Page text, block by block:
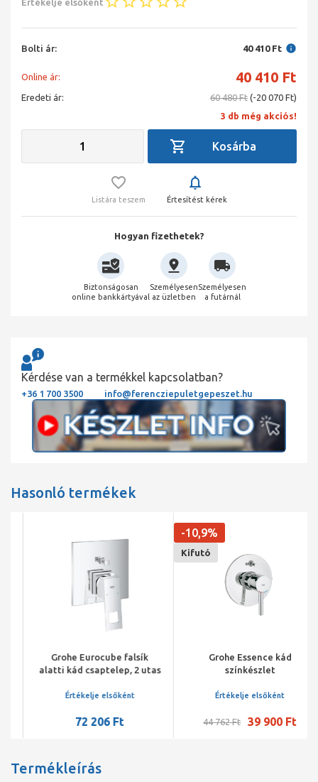
Bolti ár: 40 410 Ft
Online ár: 40 410 Ft
Eredeti ár: 60 480 Ft (-20 070 Ft)
3 db még akciós!
Listára teszem Értesítést kérek
Hogyan fizethetek?
Biztonságosan
online bankkártyával
Személyesen
az üzletben
Személyesen
a futárnál
Kérdése van a termékkel kapcsolatban?
+36 1 700 3500 info@ferencziepuletgepeszet.hu
Hasonló termékek
Grohe Eurocube falsík
alatti kád csaptelep, 2 utas
Értékelje elsőként
72 206 Ft
Grohe Essence kád
színkészlet
-10,9%
Kifutó
Értékelje elsőként
44 762 Ft 39 900 Ft
Termékleírás